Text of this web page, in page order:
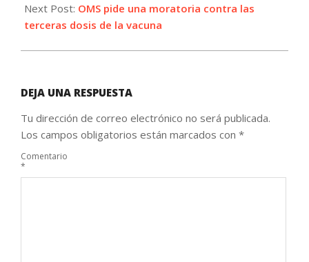
Next Post: OMS pide una moratoria contra las
terceras dosis de la vacuna
DEJA UNA RESPUESTA
Tu dirección de correo electrónico no será publicada.
Los campos obligatorios están marcados con *
Comentario
*